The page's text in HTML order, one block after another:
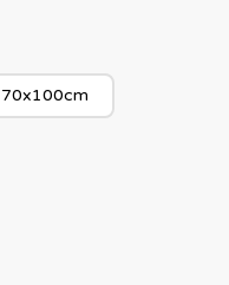
70x100cm